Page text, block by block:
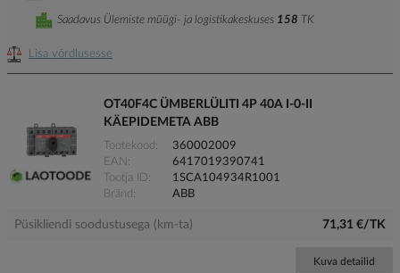
Lisa võrdlusesse
Saadavus Ülemiste müügi- ja logistikakeskuses 158 TK
OT40F4C ÜMBERLÜLITI 4P 40A I-0-II
KÄEPIDEMETA ABB
Tootekood
360002009
EAN
6417019390741
Tootja ID
1SCA104934R1001
Bränd
ABB
Püsikliendi soodustusega (km-ta) 71,31 €/TK
Kuva detailid